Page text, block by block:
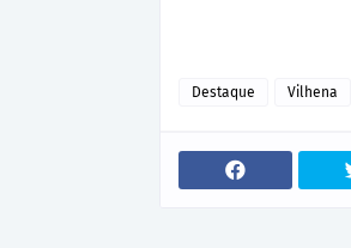
Destaque Vilhena